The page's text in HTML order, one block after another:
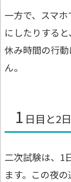
一方で、スマ
にしたりする
休み時間の行
ん。
1 日目と2
二次試験は、1
ます。この夜の